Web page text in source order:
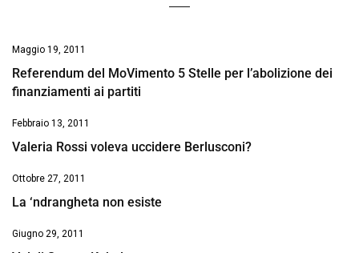
Maggio 19, 2011
Referendum del MoVimento 5 Stelle per l’abolizione dei
finanziamenti ai partiti
Febbraio 13, 2011
Valeria Rossi voleva uccidere Berlusconi?
Ottobre 27, 2011
La ‘ndrangheta non esiste
Giugno 29, 2011